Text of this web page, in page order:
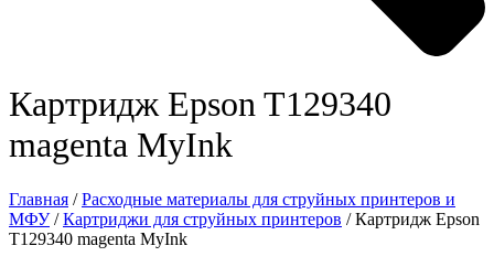
Картридж Epson T129340
magenta MyInk
Главная /Расходные материалы для струйных принтеров и
МФУ/Картриджи для струйных принтеров / Картридж Epson
T129340 magenta MyInk